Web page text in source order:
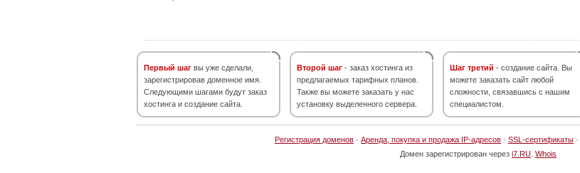
Первый шаг вы уже сделали,
зарегистрировав доменное имя.
Следующими шагами будут заказ
хостинга и создание сайта.
Второй шаг - заказ хостинга из
предлагаемых тарифных планов.
Также вы можете заказать у нас
установку выделенного сервера.
Шаг третий - создание сайта. Вы
можете заказать сайт любой
сложности, связавшись с нашим
специалистом.
Регистрация доменов · Аренда, покупка и продажа IP-адресов · SSL-сертификаты ·
Домен зарегистрирован через i7.RU Whois